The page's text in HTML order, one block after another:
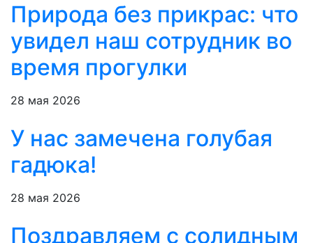
Природа без прикрас: что
увидел наш сотрудник во
время прогулки
28 мая 2026
У нас замечена голубая
гадюка!
28 мая 2026
Поздравляем с солидным